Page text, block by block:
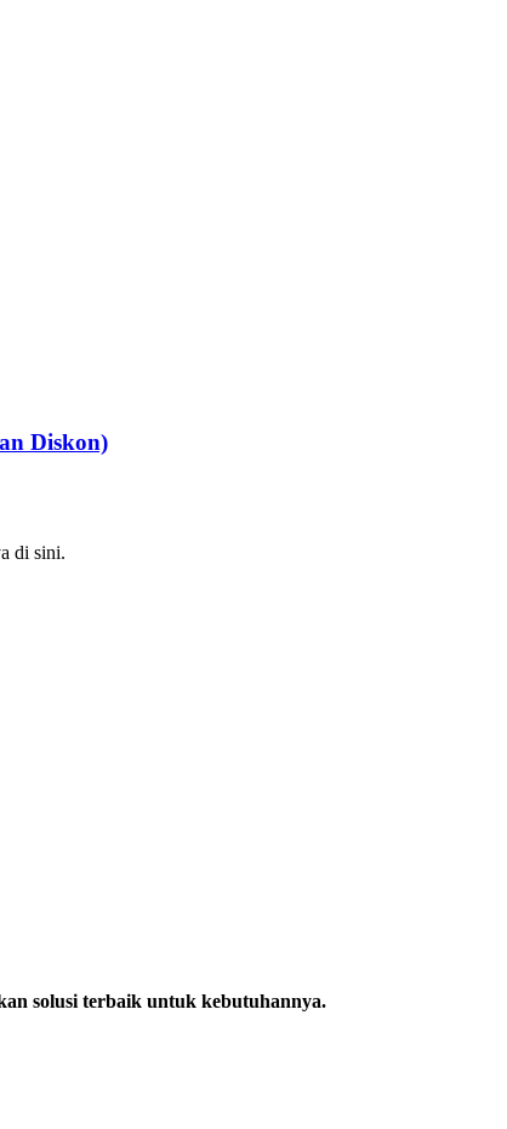
Diskon)
di sini.
solusi terbaik untuk kebutuhannya.